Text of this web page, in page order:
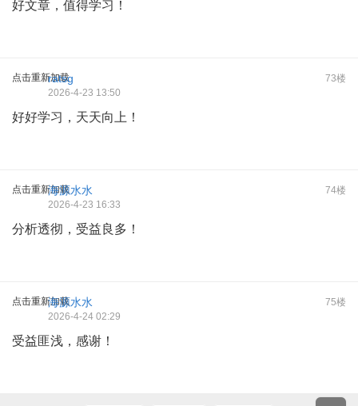
好文章，值得学习！
点击重新加载 73楼
ratsg
2026-4-23 13:50
好好学习，天天向上！
点击重新加载 74楼
海源水水
2026-4-23 16:33
分析透彻，受益良多！
点击重新加载 75楼
海源水水
2026-4-24 02:29
受益匪浅，感谢！